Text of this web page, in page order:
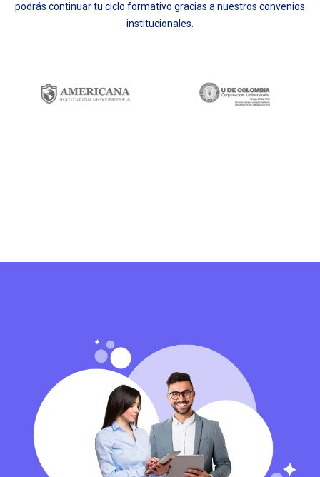
podrás continuar tu ciclo formativo gracias a nuestros convenios
institucionales.